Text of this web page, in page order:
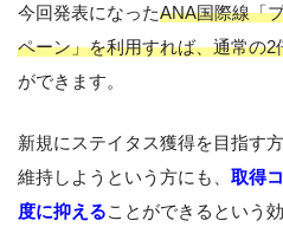
今回発表になったANA国際線「
ペーン」を利用すれば、通常の
ができます。
新規にステイタス獲得を目指す
維持しようという方にも、 取得
度に抑えることができるという